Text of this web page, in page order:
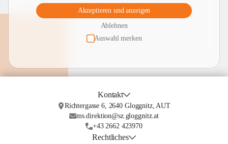
Akzeptieren und anzeigen
Ablehnen
Auswahl merken
Kontakt
Richtergasse 6, 2640 Gloggnitz, AUT
ms.direktion@sz.gloggnitz.at
+43 2662 423970
Rechtliches